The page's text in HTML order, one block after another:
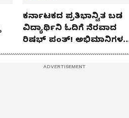
ಕರ್ನಾಟಕದ ಪ್ರತಿಭಾನ್ವಿತ ಬಡ
ವಿದ್ಯಾರ್ಥಿನಿ ಓದಿಗೆ ನೆರವಾದ
ರಿಷಭ್ ಪಂತ್! ಅಭಿಮಾನಿಗಳ